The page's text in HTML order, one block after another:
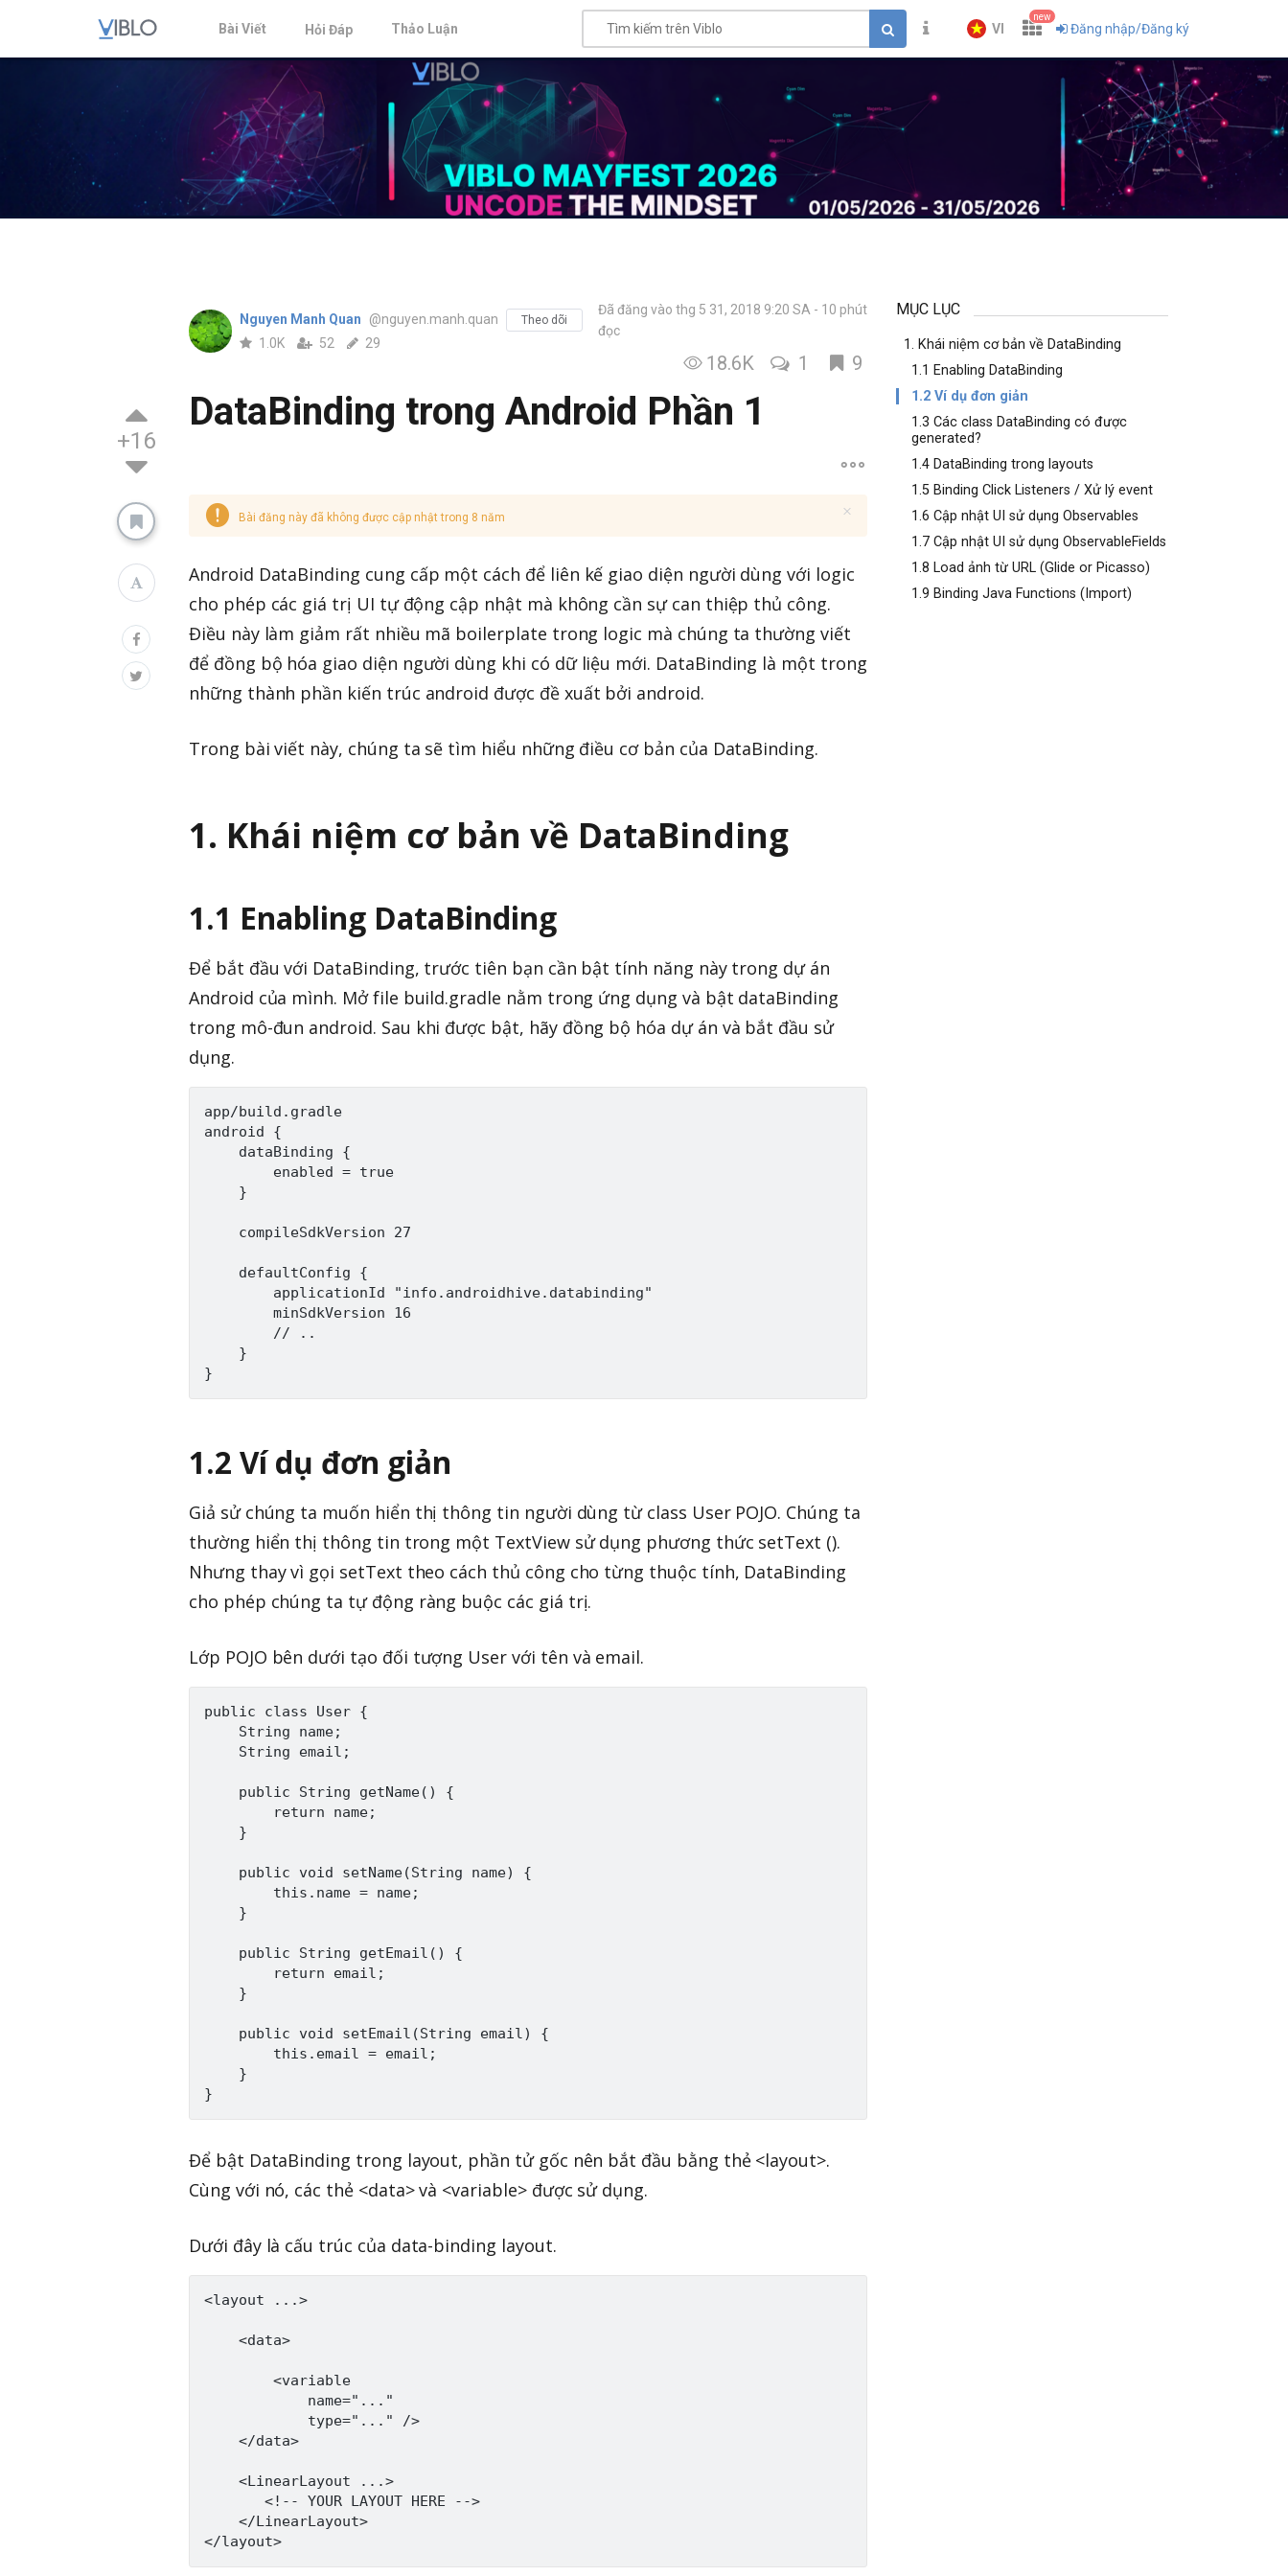
Bài Viết Hỏi Đáp Thảo Luận VI
new
Đăng nhập/Đăng ký
+16
Nguyen Manh Quan @nguyen.manh.quan Theo dõi
1.0K 52 29
Đã đăng vào thg 5 31, 2018 9:20 SA
10 phút
đọc
18.6K 1 9
DataBinding trong Android Phần 1
Bài đăng này đã không được cập nhật trong 8 năm
Android DataBinding cung cấp một cách để liên kế giao diện người dùng với logic
cho phép các giá trị UI tự động cập nhật mà không cần sự can thiệp thủ công.
Điều này làm giảm rất nhiều mã boilerplate trong logic mà chúng ta thường viết
để đồng bộ hóa giao diện người dùng khi có dữ liệu mới. DataBinding là một trong
những thành phần kiến trúc android được đề xuất bởi android.
Trong bài viết này, chúng ta sẽ tìm hiểu những điều cơ bản của DataBinding.
1. Khái niệm cơ bản về DataBinding
1.1 Enabling DataBinding
Để bắt đầu với DataBinding, trước tiên bạn cần bật tính năng này trong dự án
Android của mình. Mở file build.gradle nằm trong ứng dụng và bật dataBinding
trong mô-đun android. Sau khi được bật, hãy đồng bộ hóa dự án và bắt đầu sử
dụng.
app/build.gradle
android {
    dataBinding {
        enabled = true
    }
    compileSdkVersion 27
    defaultConfig {
        applicationId "info.androidhive.databinding"
        minSdkVersion 16
        // ..
    }
1.2 Ví dụ đơn giản
Giả sử chúng ta muốn hiển thị thông tin người dùng từ class User POJO. Chúng ta
thường hiển thị thông tin trong một TextView sử dụng phương thức setText ().
Nhưng thay vì gọi setText theo cách thủ công cho từng thuộc tính, DataBinding
cho phép chúng ta tự động ràng buộc các giá trị.
Lớp POJO bên dưới tạo đối tượng User với tên và email.
public class User {
    String name;
    String email;
    public String getName() {
        return name;
    }
    public void setName(String name) {
        this.name = name;
    }
    public String getEmail() {
        return email;
    }
    public void setEmail(String email) {
        this.email = email;
    }
Để bật DataBinding trong layout, phần tử gốc nên bắt đầu bằng thẻ <layout>.
Cùng với nó, các thẻ <data> và <variable> được sử dụng.
Dưới đây là cấu trúc của data-binding layout.
<layout ...>
    <data>
        <variable
            name="..."
            type="..." />
    </data>
    <LinearLayout ...>
       <!-- YOUR LAYOUT HERE -->
    </LinearLayout>
MỤC LỤC
1. Khái niệm cơ bản về DataBinding
1.1 Enabling DataBinding
1.2 Ví dụ đơn giản
1.3 Các class DataBinding có được
generated?
1.4 DataBinding trong layouts
1.5 Binding Click Listeners / Xử lý event
1.6 Cập nhật UI sử dụng Observables
1.7 Cập nhật UI sử dụng ObservableFields
1.8 Load ảnh từ URL (Glide or Picasso)
1.9 Binding Java Functions (Import)